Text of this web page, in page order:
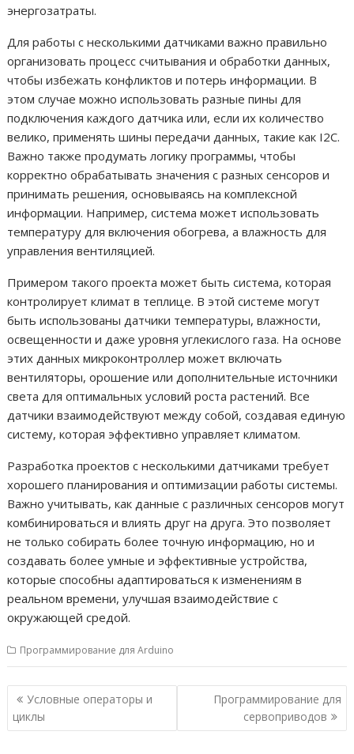
энергозатраты.
Для работы с несколькими датчиками важно правильно
организовать процесс считывания и обработки данных,
чтобы избежать конфликтов и потерь информации. В
этом случае можно использовать разные пины для
подключения каждого датчика или, если их количество
велико, применять шины передачи данных, такие как I2C.
Важно также продумать логику программы, чтобы
корректно обрабатывать значения с разных сенсоров и
принимать решения, основываясь на комплексной
информации. Например, система может использовать
температуру для включения обогрева, а влажность для
управления вентиляцией.
Примером такого проекта может быть система, которая
контролирует климат в теплице. В этой системе могут
быть использованы датчики температуры, влажности,
освещенности и даже уровня углекислого газа. На основе
этих данных микроконтроллер может включать
вентиляторы, орошение или дополнительные источники
света для оптимальных условий роста растений. Все
датчики взаимодействуют между собой, создавая единую
систему, которая эффективно управляет климатом.
Разработка проектов с несколькими датчиками требует
хорошего планирования и оптимизации работы системы.
Важно учитывать, как данные с различных сенсоров могут
комбинироваться и влиять друг на друга. Это позволяет
не только собирать более точную информацию, но и
создавать более умные и эффективные устройства,
которые способны адаптироваться к изменениям в
реальном времени, улучшая взаимодействие с
окружающей средой.
Программирование для Arduino
Н
а
Условные операторы и
циклы
Программирование для
сервоприводов